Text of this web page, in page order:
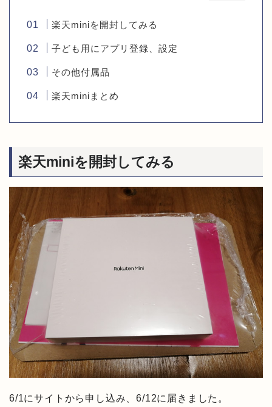
楽天miniを開封してみる
子ども用にアプリ登録、設定
その他付属品
楽天miniまとめ
楽天miniを開封してみる
6/1にサイトから申し込み、6/12に届きました。